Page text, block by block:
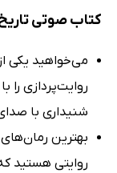
کتاب صوتی
می‌خواهید یکی
روایت‌پردازی را
شنیداری با
بهترین
روایتی هستید